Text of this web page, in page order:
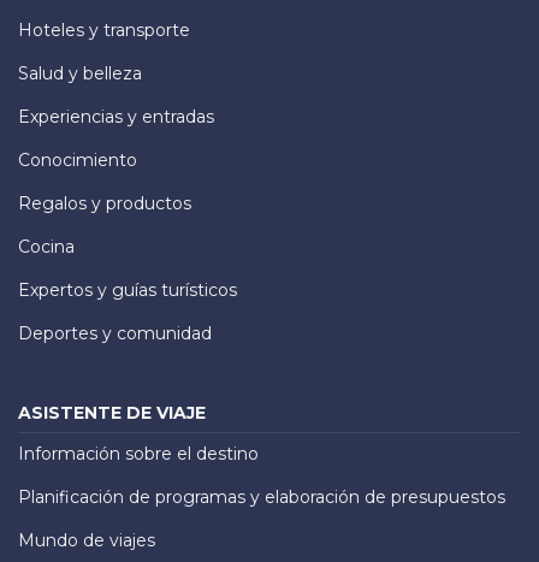
Hoteles y transporte
Salud y belleza
Experiencias y entradas
Conocimiento
Regalos y productos
Cocina
Expertos y guías turísticos
Deportes y comunidad
ASISTENTE DE VIAJE
Información sobre el destino
Planificación de programas y elaboración de presupuestos
Mundo de viajes